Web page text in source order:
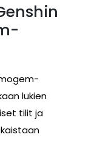
lukien
tilit ja